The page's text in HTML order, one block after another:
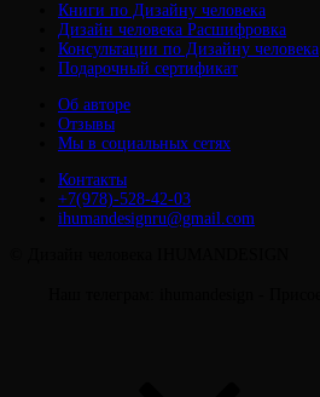
Книги по Дизайну человека
Дизайн человека Расшифровка
Консультации по Дизайну человека
Подарочный сертификат
Об авторе
Отзывы
Мы в социальных сетях
Контакты
+7(978)-528-42-03
ihumandesignru@gmail.com